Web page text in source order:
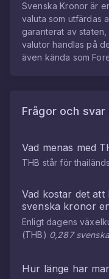
Svenska Kronor är
valuta som utfärdas
garanterat av
valutor handlas på
även kända som
Frågor och svar
Vad menas med
THB står för
Vad kostar det att
svenska kronor
Enligt dagens
(THB) 0,287
Hur länge har